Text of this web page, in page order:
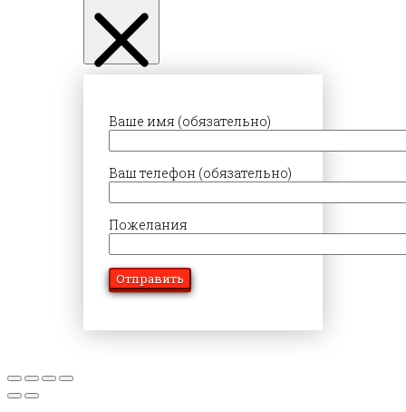
Ваше имя (обязательно)
Ваш телефон (обязательно)
Пожелания